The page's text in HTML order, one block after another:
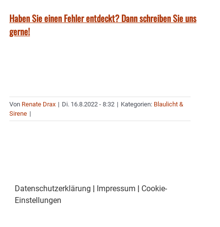
Haben Sie einen Fehler entdeckt? Dann schreiben Sie uns
gerne!
Von Renate Drax | Di. 16.8.2022 - 8:32 | Kategorien: Blaulicht &
Sirene |
Datenschutzerklärung Impressum
Cookie-
Einstellungen